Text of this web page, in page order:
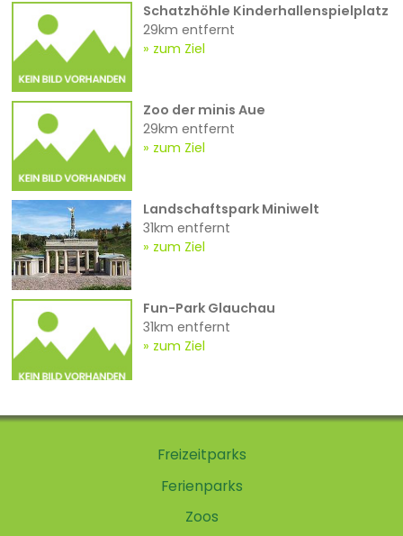
Schatzhöhle Kinderhallenspielplatz
29km entfernt
zum Ziel
Zoo der minis Aue
29km entfernt
zum Ziel
Landschaftspark Miniwelt
31km entfernt
zum Ziel
Fun-Park Glauchau
31km entfernt
zum Ziel
Freizeitparks
Ferienparks
Zoos